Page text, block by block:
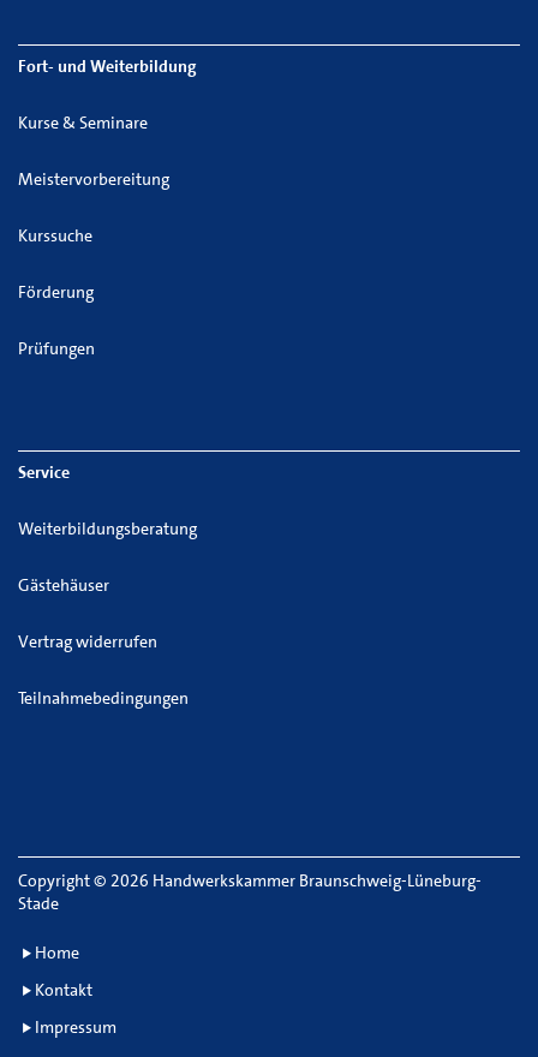
Fort- und Weiterbildung
Kurse & Seminare
Meistervorbereitung
Kurssuche
Förderung
Prüfungen
Service
Weiterbildungsberatung
Gästehäuser
Vertrag widerrufen
Teilnahmebedingungen
Copyright© 2026 Handwerkskammer Braunschweig-Lüneburg-
Stade
Home
Kontakt
Impressum